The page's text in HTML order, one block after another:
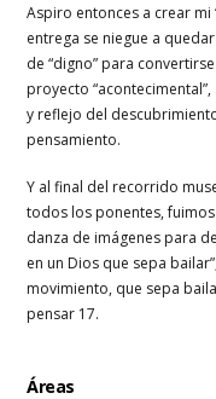
Aspiro entonces a crear
entrega se niegue a
de “digno” para
proyecto
y reflejo del
pensamiento.
Y al final del recorrido
todos los ponentes,
danza de imágenes para
en un Dios que sepa
movimiento, que sepa
pensar 17.
Áreas